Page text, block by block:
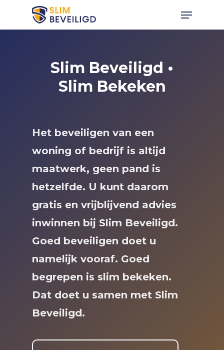
Hit enter to search or ESC to close
Slim Beveiligd •
Slim Bekeken
Het beveiligen van een
woning of bedrijf is altijd
maatwerk, geen pand is
hetzelfde. U kunt daarom
gratis en vrijblijvend advies
inwinnen bij Slim Beveiligd.
Goed beveiligen doet u
namelijk vooraf. Goed
begrepen is slim bekeken.
Dat doet u samen met Slim
Beveiligd.